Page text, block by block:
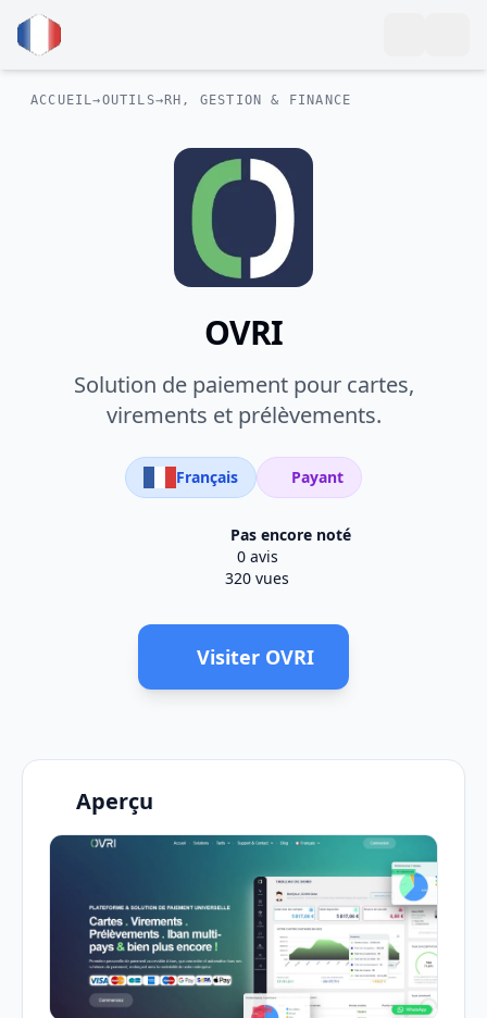
ACCUEIL→OUTILS→ RH, GESTION & FINANCE
OVRI
Solution de paiement pour cartes,
virements et prélèvements.
Français Payant
Pas encore noté
0 avis
320 vues
Visiter OVRI
Aperçu